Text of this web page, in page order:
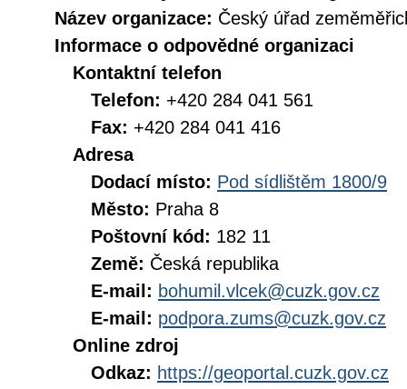
Název organizace: Český úřad
Informace o odpovědné organizaci
Kontaktní telefon
Telefon: +420 284 041 561
Fax: +420 284 041 416
Adresa
Dodací místo: Pod sídlištěm 1800/9
Město: Praha 8
Poštovní kód: 182 11
Země: Česká republika
E-mail: bohumil.vlcek@cuzk.gov.cz
E-mail: podpora.zums@cuzk.gov.cz
Online zdroj
Odkaz: https://geoportal.cuzk.gov.cz